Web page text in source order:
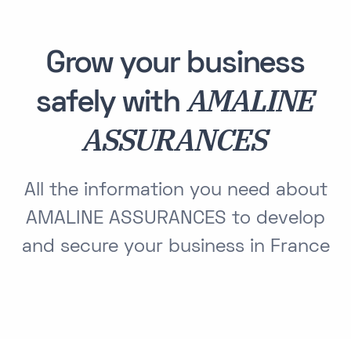
Grow your business
safely withAMALINE
ASSURANCES
All the information you need about
AMALINE ASSURANCES to develop
and secure your business in France